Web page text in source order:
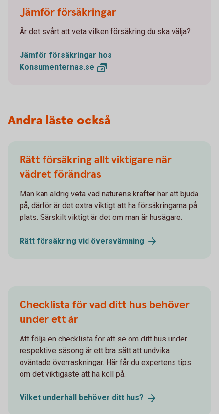
Jämför försäkringar
Är det svårt att veta vilken försäkring du ska välja?
Jämför försäkringar hos
Konsumenternas.se
Andra läste också
Rätt försäkring allt viktigare när
vädret förändras
Man kan aldrig veta vad naturens krafter har att bjuda
på, därför är det extra viktigt att ha försäkringarna på
plats. Särskilt viktigt är det om man är husägare.
Rätt försäkring vid översvämning
Checklista för vad ditt hus behöver
under ett år
Att följa en checklista för att se om ditt hus under
respektive säsong är ett bra sätt att undvika
oväntade överraskningar. Här får du expertens tips
om det viktigaste att ha koll på.
Vilket underhåll behöver ditt hus?